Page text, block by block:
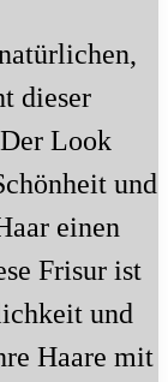
dieser
Look
und
einen
Frisur ist
und
Haare mit